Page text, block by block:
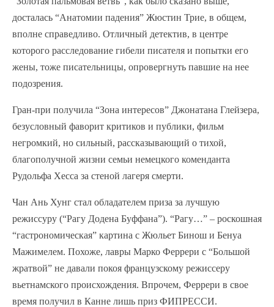
досталась “Анатомии падения” Жюстин Трие, в общем,
вполне справедливо. Отличный детектив, в центре
которого расследование гибели писателя и попытки его
жены, тоже писательницы, опровергнуть павшие на нее
подозрения.
Гран-при получила “Зона интересов” Джонатана Глейзера,
безусловный фаворит критиков и публики, фильм
негромкий, но сильный, рассказывающий о тихой,
благополучной жизни семьи немецкого коменданта
Рудольфа Хесса за стеной лагеря смерти.
Чан Ань Хунг стал обладателем приза за лучшую
режиссуру (“Рагу Додена Буффана”). “Рагу…” – роскошная
“гастрономическая” картина с Жюльет Бинош и Бенуа
Мажимелем. Похоже, лавры Марко Феррери с “Большой
жратвой” не давали покоя французскому режиссеру
вьетнамского происхождения. Впрочем, Феррери в свое
время получил в Канне лишь приз ФИПРЕССИ.